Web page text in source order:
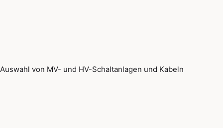
Auswahl von MV- und HV-Schaltanlagen und Kabeln